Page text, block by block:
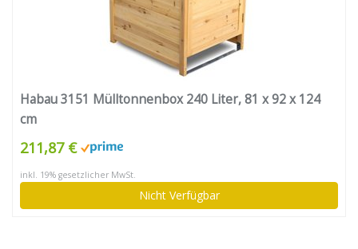
Habau 3151 Mülltonnenbox 240 Liter, 81 x 92 x 124
cm
211,87 €
inkl. 19% gesetzlicher MwSt.
Nicht Verfügbar